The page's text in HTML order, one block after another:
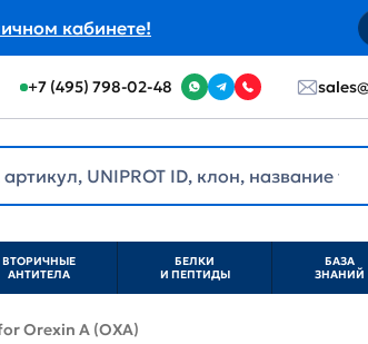
кабинете!
+7 (495) 798-02-48
ВТОРИЧНЫЕ
АНТИТЕЛА
БЕЛКИ
И ПЕПТИДЫ
БАЗА
ЗНАНИЙ
Orexin A (OXA)